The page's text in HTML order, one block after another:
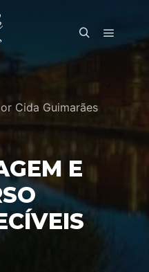
PesquisaMenu
Cida Guimarães
E